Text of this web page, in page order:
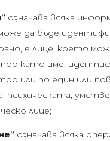
означава всяка
да бъде
е лице, което
като име,
или по един или
психическата,
лице;
означава всяка